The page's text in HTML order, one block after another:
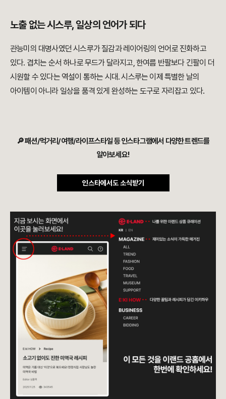
노출 없는 시스루, 일상의 언어가 되다
관능미의 대명사였던 시스루가 질감과 레이어링의 언어로 진화하고
있다. 겹치는 순서 하나로 무드가 달라지고, 한여름 반팔보다 긴팔이 더
시원할 수 있다는 역설이 통하는 시대. 시스루는 이제 특별한 날의
아이템이 아니라 일상을 품격 있게 완성하는 도구로 자리잡고 있다.
🔎 패션/먹거리/여행/라이프스타일 등 인스타그램에서 다양한 트렌드를
알아보세요!
인스타에서도 소식받기